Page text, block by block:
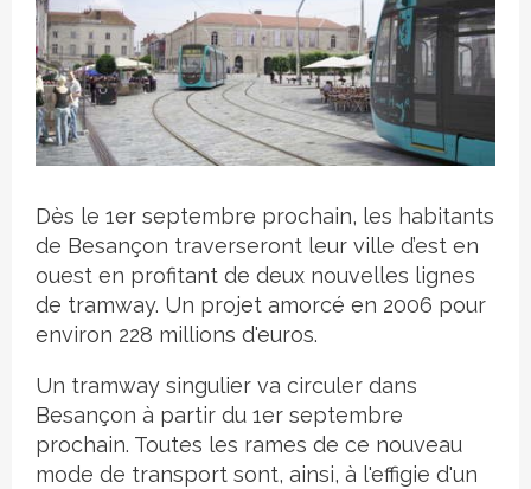
Crédit photo
Dès le 1er septembre prochain, les habitants
de Besançon traverseront leur ville d’est en
ouest en profitant de deux nouvelles lignes
de tramway. Un projet amorcé en 2006 pour
environ 228 millions d'euros.
Un tramway singulier va circuler dans
Besançon à partir du 1er septembre
prochain. Toutes les rames de ce nouveau
mode de transport sont, ainsi, à l'effigie d'un